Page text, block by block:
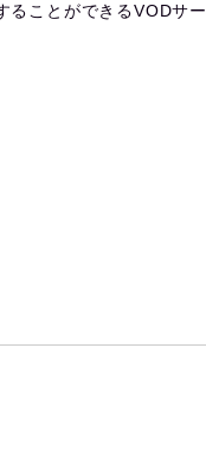
ることができるVODサー